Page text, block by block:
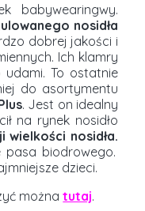
babywearingwy.
nosidła
dobrej jakości i
Ich klamry
To ostatnie
do asortymentu
. Jest on idealny
na rynek nosidło
nosidła.
pasa biodrowego.
dzieci.
możnatutaj.